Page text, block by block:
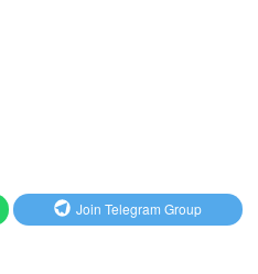
Join Telegram Group